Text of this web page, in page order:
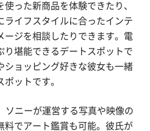
った新商品を体験できたり、
ライフスタイルに合ったインテ
ージを相談したりできます。電
り堪能できるデートスポットで
ショッピング好きな彼女も一緒
ットです。
ソニーが運営する写真や映像の
料でアート鑑賞も可能。彼氏が